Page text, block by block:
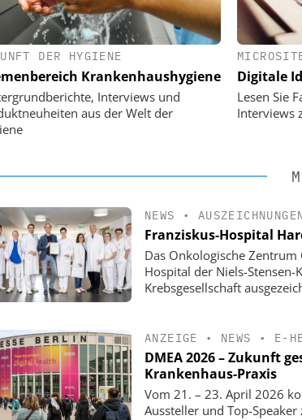
DER HYGIENE
Krankenhaushygiene
Interviews und
aus der Welt der
Digitale
Lesen Sie
Interviews
EASY SOFTWARE AG
Digitalisierung im
Personalmanagement: Von digitaler
Ordnung zur KI-fähigen Steuerung
NEWS •
Franziskus-Hospital
Das Onkologische
Hospital der Niels-
Krebsgesellschaft
ANZEIGE • NEWS • E-
DMEA 2026 – Zukunft
Krankenhaus-Praxis
Vom 21. – 23. April 2026
Aussteller und Top-Speaker